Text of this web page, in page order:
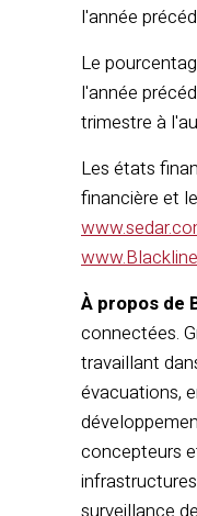
l'année
Le
l'année
trimestre à
Les états
financière et
À propos de
connectées.
travaillant
évacuations,
concepteurs